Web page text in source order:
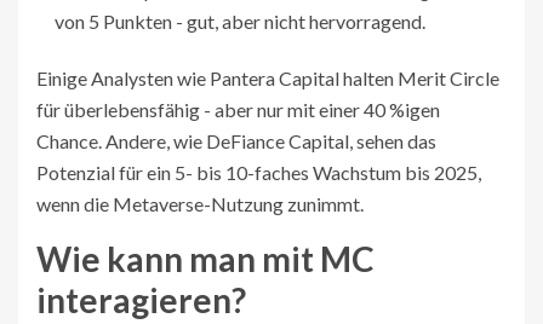
von 5 Punkten - gut, aber nicht hervorragend.
Einige Analysten wie Pantera Capital halten Merit Circle
für überlebensfähig - aber nur mit einer 40 %igen
Chance. Andere, wie DeFiance Capital, sehen das
Potenzial für ein 5- bis 10-faches Wachstum bis 2025,
wenn die Metaverse-Nutzung zunimmt.
Wie kann man mit MC
interagieren?